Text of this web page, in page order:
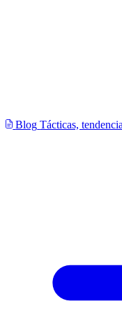
Blog Tácticas,